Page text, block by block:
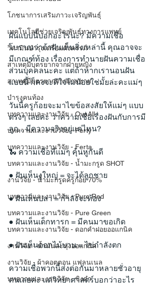
โภชนาการเสริมภาวะเจริญพันธุ์
เทคโนโลยีช่วยเจริญพันธุ์ทางการแพทย์
วิตามินบำรุงเตรียมตั้งครรภ์
สาเหตุมีบุตรยากจากฝ่ายหญิง
สาเหตุมีบุตรยากจากฝ่ายชาย
บำรุงคนท้อง
บทความและงานวิจัย - OvaAll
บทความและงานวิจัย - Ferty
บทความและงานวิจัย - Ferta
บทความและงานวิจัย - น้ำมะกรูด SHOT
งานวิจัย - น้ำมะกรูดครูก้อย 70%
บทความและงานวิจัย - Pure Red
บทความและงานวิจัย - Pure Green
บทความและงานวิจัย - ดอกคำฝอยออแกนิค
งานวิจัย - น้ำมันละหุ่งออแกนิค
งานวิจัย - ผ้าคอตตอน แฟลนเนล
บทความและงานวิจัย - ขิงดำ
ฝันแบบนี้บอกอะไรนะ? มีความเชื่อ
โบราณว่าถ้าฝันเห็นสิ่งเหล่านี้ คุณอาจจะ
มีเกณฑ์ท้อง เรื่องการทำนายฝันความเชื่อ
ส่วนบุคคลนะคะ แต่ถ้าหากเรานอนฝัน
แบบนี้ ก็คงจะดีใจไม่น้อยใช่มั้ยล่ะคะแม่ๆ
วันนี้ครูก้อยจะมาไขข้อสงสัยให้แม่ๆ แบบ
ตรงๆ เลยค่ะ ว่าความเชื่อเรื่องฝันกับการมี
ลูก... มีความจริงอยู่แค่ไหน?
🐍 ความเชื่อที่แม่ๆ คุ้นหูกันดี
● ฝันเห็นงูใหญ่ = จะได้ลูกชาย
● ฝันเห็นปลา = กำลังจะท้อง
● ฝันเห็นเด็กทารก = มีคนมาขอเกิด
● ฝันเห็นดอกไม้บาน = ไข่กำลังตก
ความเชื่อพวกนี้ส่งต่อกันมาหลายชั่วอายุ
คนเลยค่ะ แต่วิทยาศาสตร์บอกว่าอะไร